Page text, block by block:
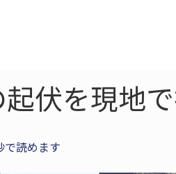
伏を現地
で読めます